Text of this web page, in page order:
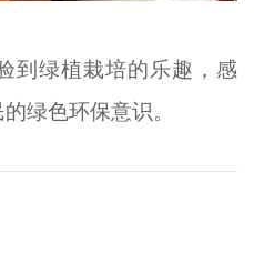
到绿植栽培的乐趣，感
绿色环保意识。